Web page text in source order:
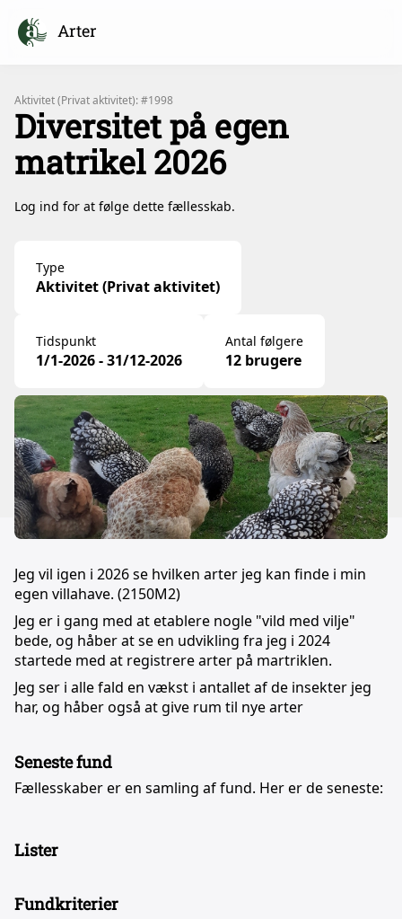
Arter
Aktivitet (Privat aktivitet): #1998
Diversitet på egen
matrikel 2026
Log ind for at følge dette fællesskab.
Type
Aktivitet (Privat aktivitet)
Tidspunkt
1/1-2026 - 31/12-2026
Antal følgere
12 brugere
Jeg vil igen i 2026 se hvilken arter jeg kan finde i min
egen villahave. (2150M2)
Jeg er i gang med at etablere nogle "vild med vilje"
bede, og håber at se en udvikling fra jeg i 2024
startede med at registrere arter på martriklen.
Jeg ser i alle fald en vækst i antallet af de insekter jeg
har, og håber også at give rum til nye arter
Seneste fund
Fællesskaber er en samling af fund. Her er de seneste:
Lister
Fundkriterier